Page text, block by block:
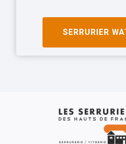
SERRURIER